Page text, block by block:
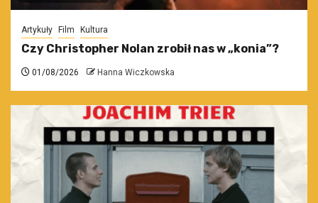
Artykuły Film Kultura
Czy Christopher Nolan zrobił nas w „konia”?
01/08/2026 Hanna Wiczkowska